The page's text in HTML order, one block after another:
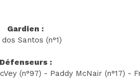
Gardien :
Santos (n°1)
Défenseurs :
(n°97) - Paddy McNair (n°17) -